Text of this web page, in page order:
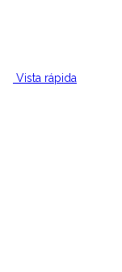
Vista rápida